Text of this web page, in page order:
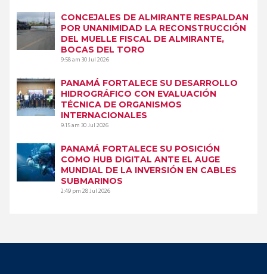
CONCEJALES DE ALMIRANTE RESPALDAN
POR UNANIMIDAD LA RECONSTRUCCIÓN
DEL MUELLE FISCAL DE ALMIRANTE,
BOCAS DEL TORO
9:58 am30 Jul 2026
PANAMÁ FORTALECE SU DESARROLLO
HIDROGRÁFICO CON EVALUACIÓN
TÉCNICA DE ORGANISMOS
INTERNACIONALES
9:15 am30 Jul 2026
PANAMÁ FORTALECE SU POSICIÓN
COMO HUB DIGITAL ANTE EL AUGE
MUNDIAL DE LA INVERSIÓN EN CABLES
SUBMARINOS
2:49 pm28 Jul 2026